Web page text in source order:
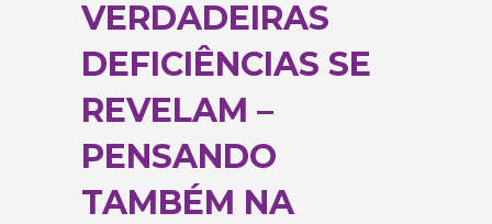
VERDADEIRAS
DEFICIÊNCIAS SE
REVELAM –
PENSANDO
TAMBÉM NA